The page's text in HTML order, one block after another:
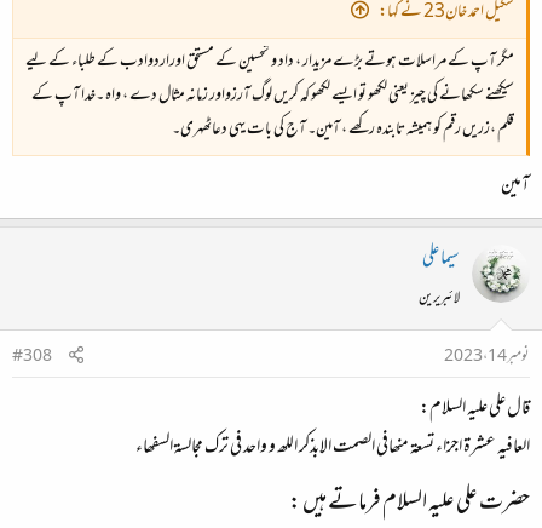
شکیل احمد خان23 نے کہا:
مگر آپ کے مراسلات ہوتے بڑے مزیدار ، داد و تحسین کے مستحق اوراردوادب کے طلباء کے لیے
سیکھنے سکھانے کی چیز یعنی لکھو تو ایسے لکھو کہ کریں لوگ آرزواور زمانہ مثال دے ، واہ ۔خدا آپ کے
قلم ،زریں رقم کو ہمیشہ تابندہ رکھے ، آمین۔ آج کی بات یہی دعاٹھہری۔
آمین
سیما علی
لائبریرین
نومبر 14، 2023
#308
قال علی علیہ السلام:
العافیہ عشرة اجزاء تسعة منھافی الصمت الابذکر اللھ و واحد فی ترک مجالسة السفھاء
حضرت علی علیہ السلام فرماتے ہیں :